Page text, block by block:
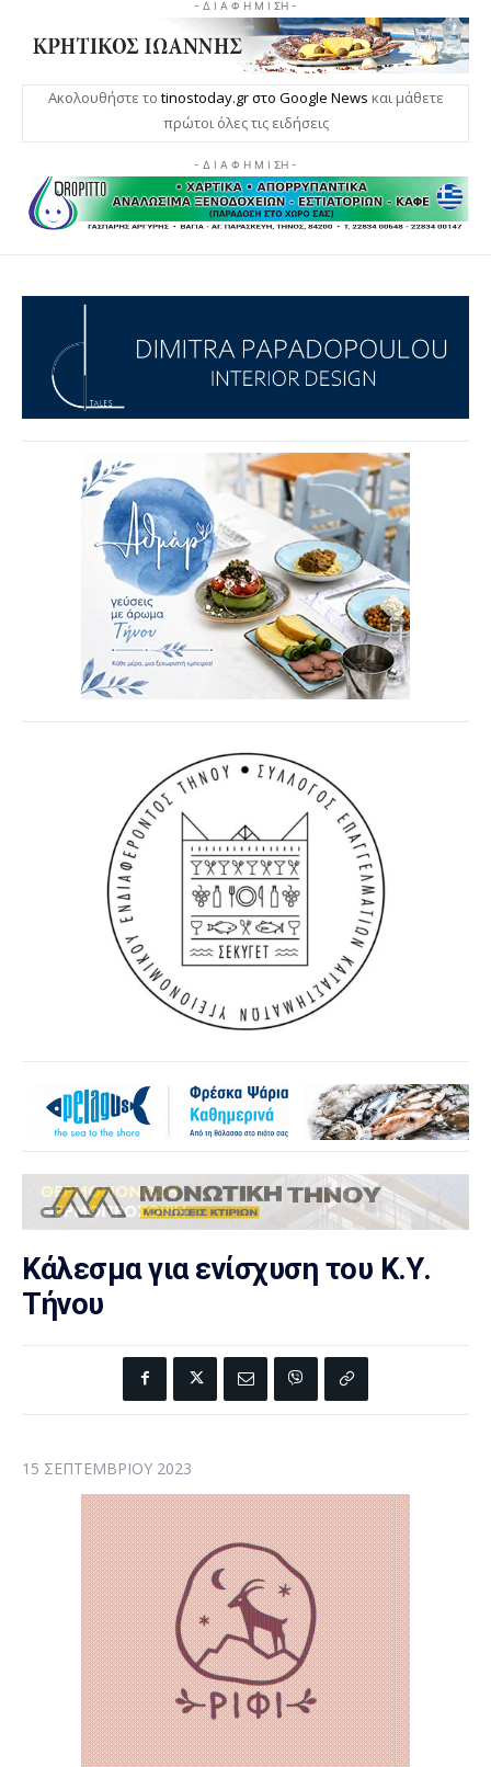
- Δ Ι Α Φ Η Μ Ι ΣΗ -
Ακολουθήστε το tinostoday.gr στο Google News και μάθετε
πρώτοι όλες τις ειδήσεις
- Δ Ι Α Φ Η Μ Ι ΣΗ -